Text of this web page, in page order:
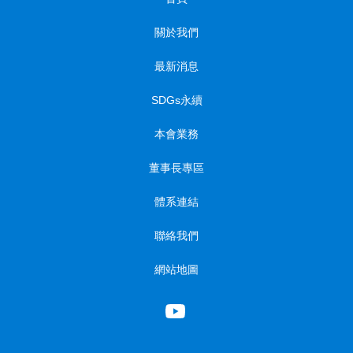
關於我們
最新消息
SDGs永續
本會業務
董事長專區
體系連結
聯絡我們
網站地圖